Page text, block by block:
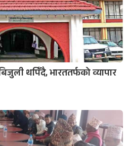
थपिँदै, भारततर्फको व्यापार